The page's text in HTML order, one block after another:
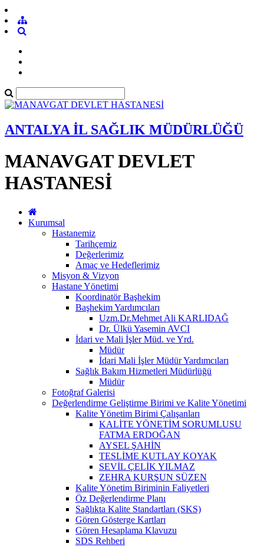
ANTALYA İL SAĞLIK MÜDÜRLÜĞÜ
MANAVGAT DEVLET
HASTANESİ
Kurumsal
Hastanemiz
Tarihçemiz
Değerlerimiz
Amaç ve Hedeflerimiz
Misyon & Vizyon
Hastane Yönetimi
Koordinatör Başhekim
Başhekim Yardımcıları
Uzm.Dr.Mehmet Ali KARLIDAĞ
Dr. Ülkü Yasemin AVCI
İdari ve Mali İşler Müd. ve Yrd.
Müdür
İdari Mali İşler Müdür Yardımcıları
Sağlık Bakım Hizmetleri Müdürlüğü
Müdür
Fotoğraf Galerisi
Değerlendirme Geliştirme Birimi ve Kalite Yönetimi
Kalite Yönetim Birimi Çalışanları
KALİTE YÖNETİM SORUMLUSU
FATMA ERDOĞAN
AYSEL ŞAHİN
TESLİME KUTLAY KOYAK
SEVİL ÇELİK YILMAZ
ZEHRA KURŞUN SÜZEN
Kalite Yönetim Biriminin Faliyetleri
Öz Değerlendirme Planı
Sağlıkta Kalite Standartları (SKS)
Gören Gösterge Kartları
Gören Hesaplama Klavuzu
SDS Rehberi